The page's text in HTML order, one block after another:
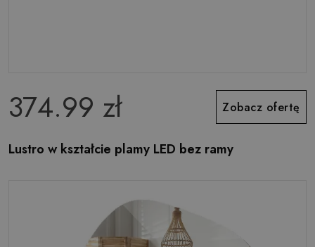
374.99 zł Zobacz ofertę
Lustro w kształcie plamy LED bez ramy